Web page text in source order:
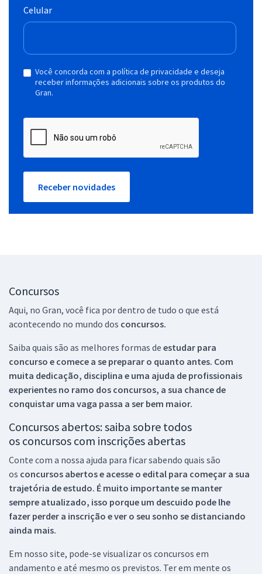
Celular
Você concorda com a política de privacidade e deseja
receber informações adicionais sobre os produtos do
Gran.
Receber novidades
Concursos
Aqui, no Gran, você fica por dentro de tudo o que está
acontecendo no mundo dos concursos.
Saiba quais são as melhores formas de estudar para
concurso e comece a se preparar o quanto antes. Com
muita dedicação, disciplina e uma ajuda de profissionais
experientes no ramo dos concursos, a sua chance de
conquistar uma vaga passa a ser bem maior.
Concursos abertos: saiba sobre todos
os concursos com inscrições abertas
Conte com a nossa ajuda para ficar sabendo quais são
os concursos abertos e acesse o edital para começar a sua
trajetória de estudo. É muito importante se manter
sempre atualizado, isso porque um descuido pode lhe
fazer perder a inscrição e ver o seu sonho se distanciando
ainda mais.
Em nosso site, pode-se visualizar os concursos em
andamento e até mesmo os previstos. Ter em mente os